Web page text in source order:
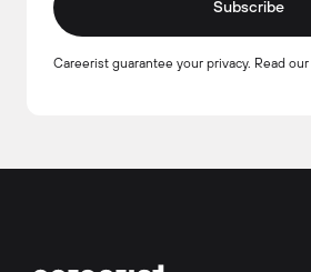
Subscribe
Careerist guarantee your privacy. Read our